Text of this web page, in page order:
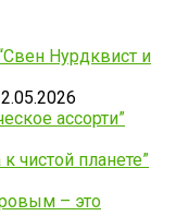
Нурдквист и
ассорти”
чистой планете”
– это